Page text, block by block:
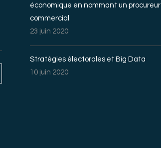
économique en nommant un procureur
commercial
23 juin 2020
Stratégies électorales et Big Data
10 juin 2020